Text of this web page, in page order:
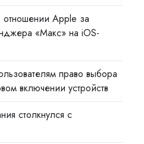
Apple за
«Макс» на iOS-
право выбора
включении устройств
столкнулся с